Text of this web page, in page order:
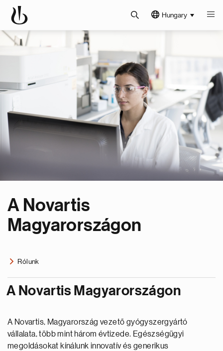
Hungary
A Novartis
Magyarországon
Rólunk
A Novartis Magyarországon
A Novartis, Magyarország vezető gyógyszergyártó
vállalata, több mint három évtizede. Egészségügyi
megoldásokat kínálunk innovatív és generikus